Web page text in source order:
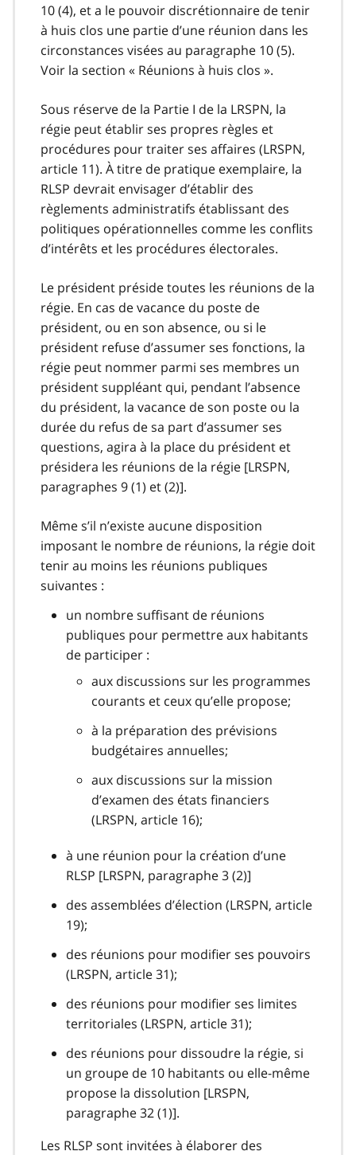
10 (4), et a le pouvoir discrétionnaire de tenir
à huis clos une partie d’une réunion dans les
circonstances visées au paragraphe 10 (5).
Voir la section « Réunions à huis clos ».
Sous réserve de la Partie I de la LRSPN, la
régie peut établir ses propres règles et
procédures pour traiter ses affaires (LRSPN,
article 11). À titre de pratique exemplaire, la
RLSP devrait envisager d’établir des
règlements administratifs établissant des
politiques opérationnelles comme les conflits
d’intérêts et les procédures électorales.
Le président préside toutes les réunions de la
régie. En cas de vacance du poste de
président, ou en son absence, ou si le
président refuse d’assumer ses fonctions, la
régie peut nommer parmi ses membres un
président suppléant qui, pendant l’absence
du président, la vacance de son poste ou la
durée du refus de sa part d’assumer ses
questions, agira à la place du président et
présidera les réunions de la régie [LRSPN,
paragraphes 9 (1) et (2)].
Même s’il n’existe aucune disposition
imposant le nombre de réunions, la régie doit
tenir au moins les réunions publiques
suivantes :
un nombre suffisant de réunions
publiques pour permettre aux habitants
de participer :
aux discussions sur les programmes
courants et ceux qu’elle propose;
à la préparation des prévisions
budgétaires annuelles;
aux discussions sur la mission
d’examen des états financiers
(LRSPN, article 16);
à une réunion pour la création d’une
RLSP [LRSPN, paragraphe 3 (2)]
des assemblées d’élection (LRSPN, article
19);
des réunions pour modifier ses pouvoirs
(LRSPN, article 31);
des réunions pour modifier ses limites
territoriales (LRSPN, article 31);
des réunions pour dissoudre la régie, si
un groupe de 10 habitants ou elle-même
propose la dissolution [LRSPN,
paragraphe 32 (1)].
Les RLSP sont invitées à élaborer des